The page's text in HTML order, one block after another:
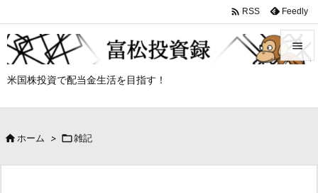
米国株投資で配当金生活を目指す！


 RSS Feedly
 ホーム > 雑記